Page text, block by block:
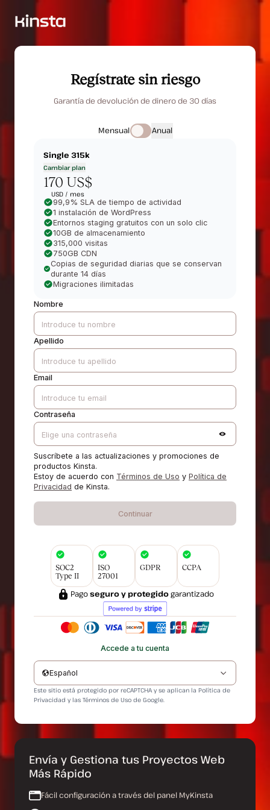
Regístrate sin riesgo
Garantía de devolución de dinero de 30 días
Mensual Anual
Single 315k
Cambiar plan
170 US$
USD / mes
99,9% SLA de tiempo de actividad
1 instalación de WordPress
Entornos staging gratuitos con un solo clic
10GB de almacenamiento
315,000 visitas
750GB CDN
Copias de seguridad diarias que se conservan
durante 14 días
Migraciones ilimitadas
Nombre
Apellido
Email
Contraseña
Suscríbete a las actualizaciones y promociones de
productos Kinsta.
Estoy de acuerdo con Términos de Uso y Política de
Privacidad de Kinsta.
Continuar
SOC2
Type II
ISO
27001
GDPR CCPA
Pagoseguro y protegidogarantizado
Accede a tu cuenta
Español
Este sitio está protegido por reCAPTCHA y se aplican la Política de
Privacidad y las Términos de Uso de Google.
Envía y Gestiona tus Proyectos Web
Más Rápido
Fácil configuración a través del panel MyKinsta